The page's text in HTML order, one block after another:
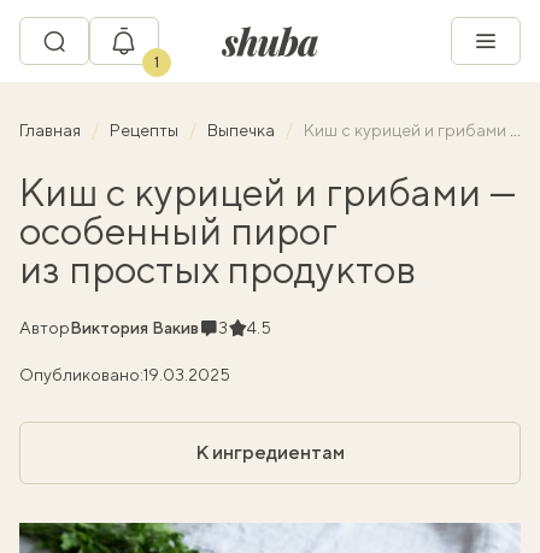
1
Главная Рецепты Выпечка Киш с курицей и грибами — особенный пирог из простых продуктов
Киш с курицей и грибами —
особенный пирог
из простых продуктов
АвторВиктория ВакивКомментарии
3Рейтинг
4.5
Опубликовано:19.03.2025
К ингредиентам